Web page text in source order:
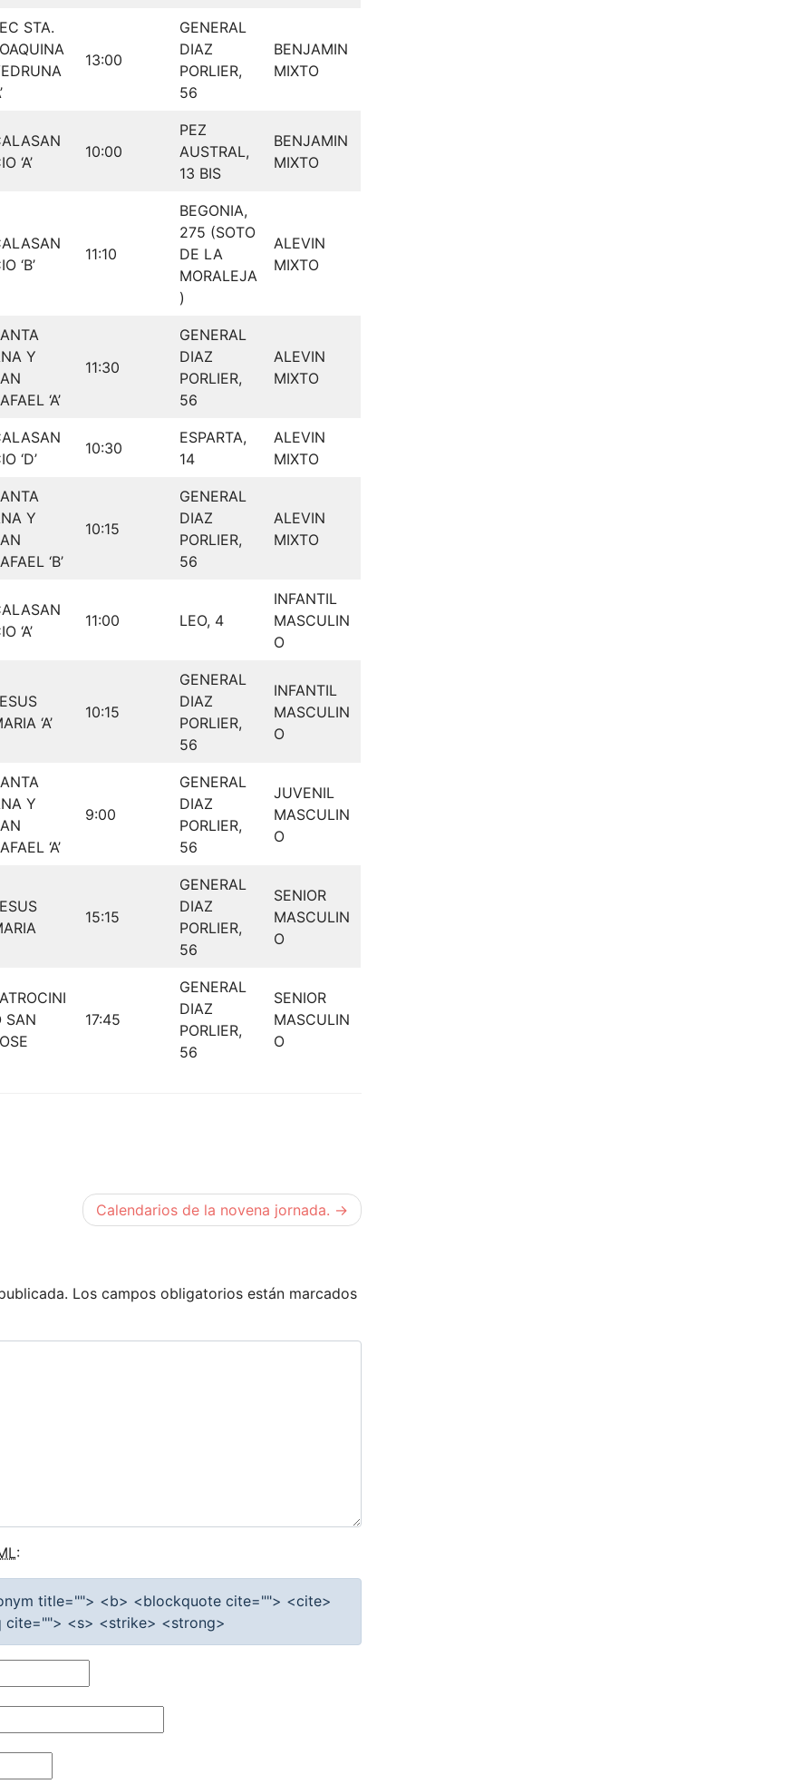
STA.
13:00
GENERAL
DIAZ
PORLIER,
56
BENJAMIN
MIXTO
‘A’
10:00
PEZ
AUSTRAL,
13 BIS
BENJAMIN
MIXTO
‘B’
11:10
BEGONIA,
275 (SOTO
DE LA
MORALEJA
)
ALEVIN
MIXTO
Y
‘A’
11:30
GENERAL
DIAZ
PORLIER,
56
ALEVIN
MIXTO
‘D’
10:30
ESPARTA,
14
ALEVIN
MIXTO
Y
‘B’
10:15
GENERAL
DIAZ
PORLIER,
56
ALEVIN
MIXTO
‘A’
11:00 LEO, 4
INFANTIL
MASCULIN
O
‘A’
10:15
GENERAL
DIAZ
PORLIER,
56
INFANTIL
MASCULIN
O
Y
‘A’
9:00
GENERAL
DIAZ
PORLIER,
56
JUVENIL
MASCULIN
O
15:15
GENERAL
DIAZ
PORLIER,
56
SENIOR
MASCULIN
O
SAN
17:45
GENERAL
DIAZ
PORLIER,
56
SENIOR
MASCULIN
O
Calendarios de la novena jornada.
Los campos obligatorios están marcados
:
title=""> <b> <blockquote cite=""> <cite>
<s> <strike> <strong>